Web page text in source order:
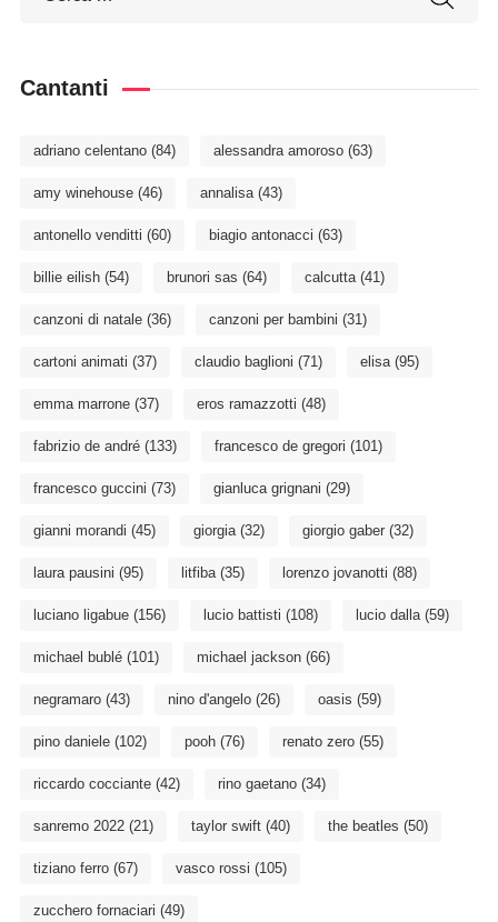
Cantanti
adriano celentano(84) alessandra amoroso(63)
amy winehouse(46) annalisa(43)
antonello venditti (60) biagio antonacci (63)
billie eilish(54) brunori sas (64) calcutta(41)
canzoni di natale(36) canzoni per bambini (31)
cartoni animati (37) claudio baglioni (71) elisa(95)
emma marrone(37) eros ramazzotti (48)
fabrizio de andré(133) francesco de gregori (101)
francesco guccini (73) gianluca grignani (29)
gianni morandi (45) giorgia(32) giorgio gaber(32)
laura pausini (95) litfiba(35) lorenzo jovanotti (88)
luciano ligabue(156) lucio battisti (108) lucio dalla(59)
michael bublé(101) michael jackson(66)
negramaro(43) nino d'angelo(26) oasis (59)
pino daniele(102) pooh(76) renato zero(55)
riccardo cocciante(42) rino gaetano(34)
sanremo 2022(21) taylor swift(40) the beatles (50)
tiziano ferro(67) vasco rossi (105)
zucchero fornaciari (49)